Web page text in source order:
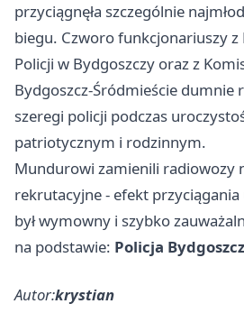
przyciągnęła szczególnie
biegu. Czworo funkcjonariuszy
Policji w Bydgoszczy oraz z
Bydgoszcz-Śródmieście dumnie
szeregi policji podczas
patriotycznym i rodzinnym.
Mundurowi zamienili radiowozy
rekrutacyjne - efekt przyciągania
był wymowny i szybko
na podstawie: Policja Bydgoszcz
Autor:krystian